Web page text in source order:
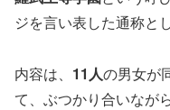
ジを言い表した通称と
内容は、 11人の男女が
て、ぶつかり合いなが